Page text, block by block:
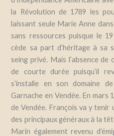
la Révolution de 1789 les
laissant seule Marie Anne
sans ressources puisque le
cède sa part d’héritage à
seing privé. Mais l’absence
de courte durée puisqu’il
s’installe en son domaine
Garnache en Vendée. En mars
de Vendée. François va y tenir
des principaux généraux à la
Marin également revenu